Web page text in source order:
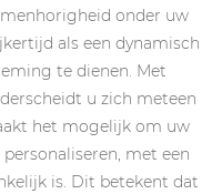
onder uw
als een dynamisch
te dienen. Met
u zich meteen
het mogelijk om uw
met een
is. Dit betekent dat